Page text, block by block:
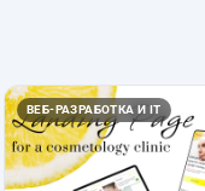
ВЕБ-РАЗРАБОТКА И IT